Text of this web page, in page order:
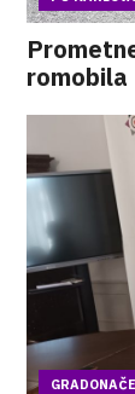
romobila